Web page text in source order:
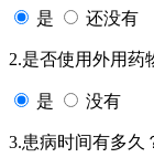
是 还没有
2.是否使用外用药
是 没有
3.患病时间有多久